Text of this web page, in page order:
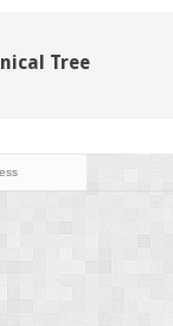
par
Tree